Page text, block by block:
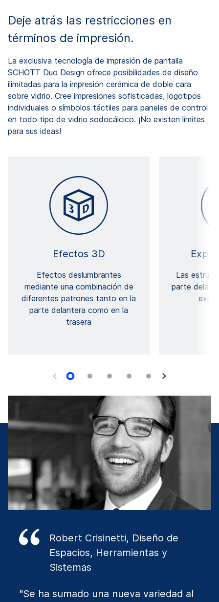
Deje atrás las restricciones en
términos de impresión.
La exclusiva tecnología de impresión de pantalla
SCHOTT Duo Design ofrece posibilidades de diseño
ilimitadas para la impresión cerámica de doble cara
sobre vidrio. Cree impresiones sofisticadas, logotipos
individuales o símbolos táctiles para paneles de control
en todo tipo de vidrio sodocálcico. ¡No existen límites
para sus ideas!
Efectos 3D
Efectos deslumbrantes
mediante una combinación de
diferentes patrones tanto en la
parte delantera como en la
trasera
Las
parte
Robert Crisinetti, Diseño de
Espacios, Herramientas y
Sistemas
"Se ha sumado una nueva variedad al